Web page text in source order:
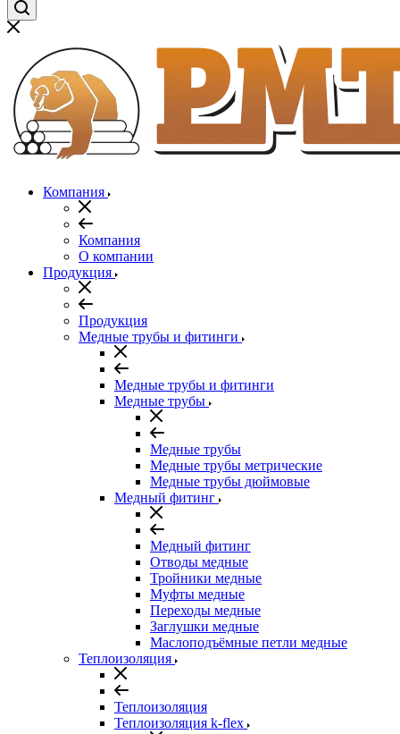
Компания
Компания
О компании
Продукция
Продукция
Медные трубы и фитинги
Медные трубы и фитинги
Медные трубы
Медные трубы
Медные трубы метрические
Медные трубы дюймовые
Медный фитинг
Медный фитинг
Отводы медные
Тройники медные
Муфты медные
Переходы медные
Заглушки медные
Маслоподъёмные петли медные
Теплоизоляция
Теплоизоляция
Теплоизоляция k-flex